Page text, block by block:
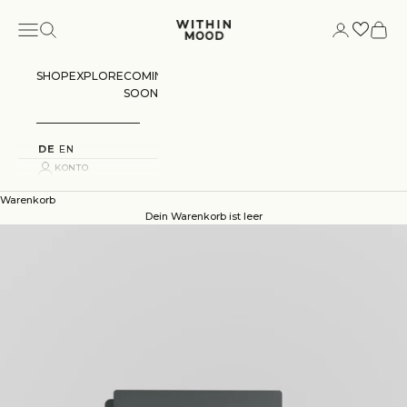
Within Mood
Menü
Suchen Konto
SHOPEXPLORECOMING
SOON
DE EN
KONTO
Warenkorb
Dein Warenkorb ist leer